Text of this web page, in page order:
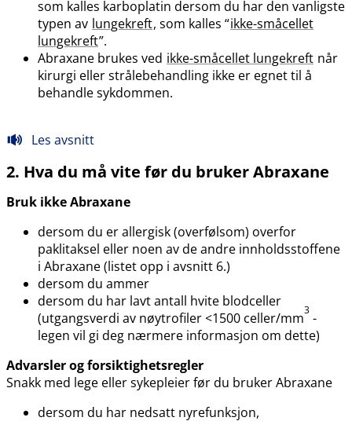
som kalles karboplatin dersom du har den vanligste
typen av lungekreft, som kalles “ikke-småcellet
lungekreft”.
Abraxane brukes ved ikke-småcellet lungekreft når
kirurgi eller strålebehandling ikke er egnet til å
behandle sykdommen.
Les avsnitt
2. Hva du må vite før du bruker Abraxane
Bruk ikke Abraxane
dersom du er allergisk (overfølsom) overfor
paklitaksel eller noen av de andre innholdsstoffene
i Abraxane (listet opp i avsnitt 6.)
dersom du ammer
dersom du har lavt antall hvite blodceller
(utgangsverdi av nøytrofiler <1500 celler​/​mm3 -
legen vil gi deg nærmere informasjon om dette)
Advarsler og forsiktighetsregler
Snakk med lege eller sykepleier før du bruker Abraxane
dersom du har nedsatt nyrefunksjon,